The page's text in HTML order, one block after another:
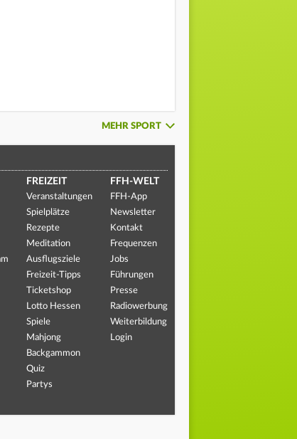
MEHR SPORT
FREIZEIT
Veranstaltungen
Spielplätze
Rezepte
Meditation
Ausflugsziele
Freizeit-Tipps
Ticketshop
Lotto Hessen
Spiele
Mahjong
Backgammon
Quiz
Partys
FFH-WELT
FFH-App
Newsletter
Kontakt
Frequenzen
Jobs
Führungen
Presse
Radiowerbung
Weiterbildung
Login